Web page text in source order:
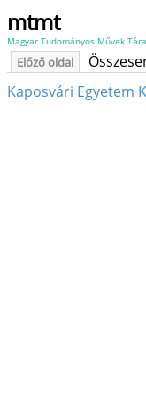
mtmt
Magyar Tudományos Művek Tára
Előző oldal
Kaposvári Egyetem